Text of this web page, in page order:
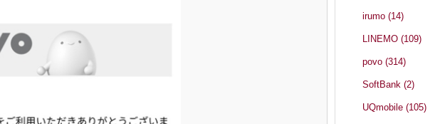
irumo(14)
LINEMO(109)
povo(314)
SoftBank(2)
UQmobile(105)